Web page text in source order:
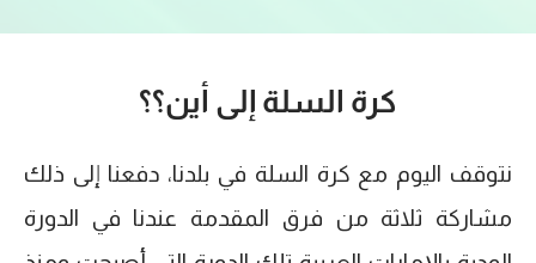
كرة السلة إلى أين؟؟
نتوقف اليوم مع كرة السلة في بلدنا، دفعنا إلى ذلك
مشاركة ثلاثة من فرق المقدمة عندنا في الدورة